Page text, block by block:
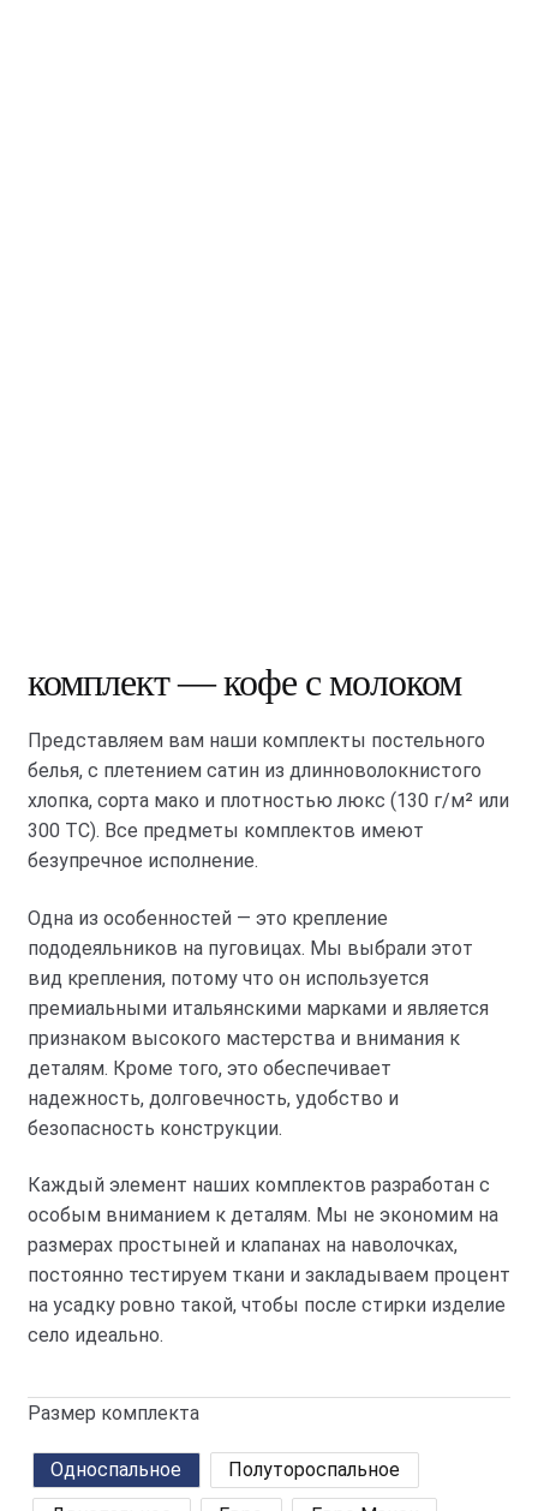
комплект — кофе с молоком
Представляем вам наши комплекты постельного
белья, с плетением сатин из длинноволокнистого
хлопка, сорта мако и плотностью люкс (130 г/м² или
300 ТС). Все предметы комплектов имеют
безупречное исполнение.
Одна из особенностей — это крепление
пододеяльников на пуговицах. Мы выбрали этот
вид крепления, потому что он используется
премиальными итальянскими марками и является
признаком высокого мастерства и внимания к
деталям. Кроме того, это обеспечивает
надежность, долговечность, удобство и
безопасность конструкции.
Каждый элемент наших комплектов разработан с
особым вниманием к деталям. Мы не экономим на
размерах простыней и клапанах на наволочках,
постоянно тестируем ткани и закладываем процент
на усадку ровно такой, чтобы после стирки изделие
село идеально.
Размер комплекта
Односпальное
Полутороспальное